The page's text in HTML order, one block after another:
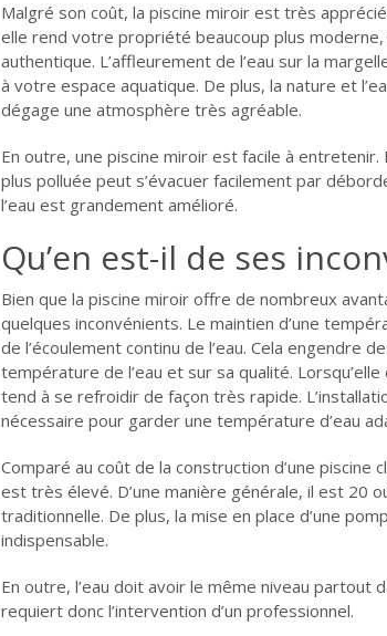
Malgré son coût, la piscine miroir est très
elle rend votre propriété beaucoup plus
authentique. L’affleurement de l’eau sur la
à votre espace aquatique. De plus, la nature et
dégage une atmosphère très agréable.
En outre, une piscine miroir est facile à entretenir.
plus polluée peut s’évacuer facilement par
l’eau est grandement amélioré.
Qu’en est-il de ses
Bien que la piscine miroir offre de nombreux
quelques inconvénients. Le maintien d’une
de l’écoulement continu de l’eau. Cela engendre
température de l’eau et sur sa qualité.
tend à se refroidir de façon très rapide.
nécessaire pour garder une température d’eau
Comparé au coût de la construction d’une piscine
est très élevé. D’une manière générale, il est 20
traditionnelle. De plus, la mise en place d’une
indispensable.
En outre, l’eau doit avoir le même niveau partout
requiert donc l’intervention d’un professionnel.